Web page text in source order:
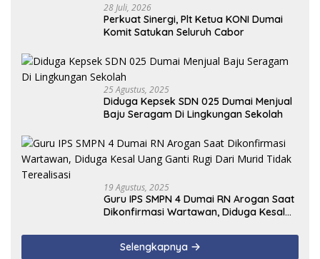
28 Juli, 2026
Perkuat Sinergi, Plt Ketua KONI Dumai
Komit Satukan Seluruh Cabor
25 Agustus, 2025
Diduga Kepsek SDN 025 Dumai Menjual
Baju Seragam Di Lingkungan Sekolah
19 Agustus, 2025
Guru IPS SMPN 4 Dumai RN Arogan Saat
Dikonfirmasi Wartawan, Diduga Kesal
Terealisasi
Selengkapnya